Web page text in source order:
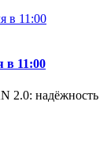
в 11:00
2.0: надёжность